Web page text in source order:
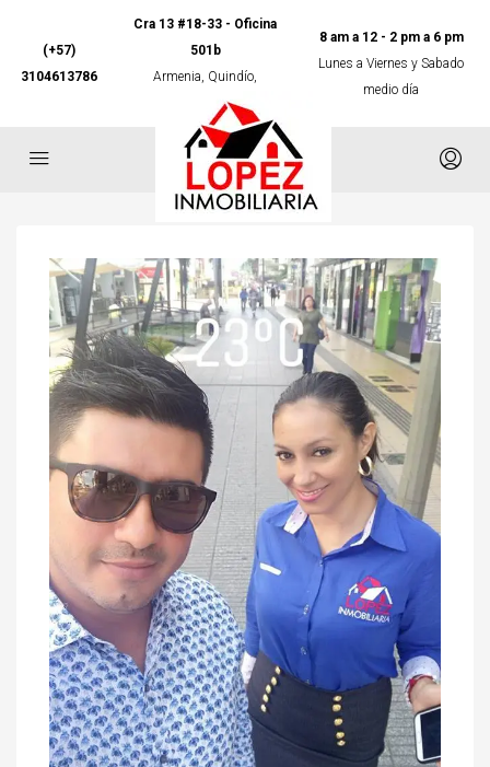
(+57)
3104613786
Cra 13 #18-33 - Oficina
501b
Armenia, Quindío,
Colombia
8 am a 12 - 2 pm a 6 pm
Lunes a Viernes y Sabado
medio día